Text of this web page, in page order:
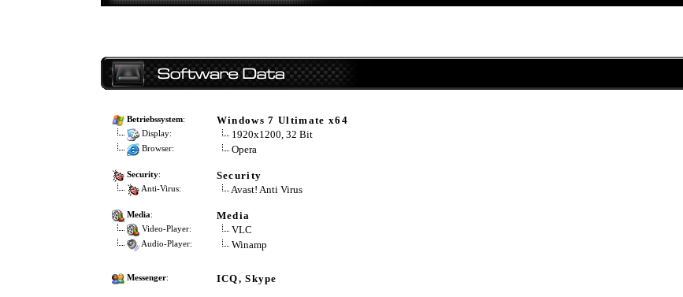
Betriebssystem: Windows 7 Ultimate x64
Display: 1920x1200, 32 Bit
Browser: Opera
Security: Security
Anti-Virus: Avast! Anti Virus
Media: Media
Video-Player: VLC
Audio-Player: Winamp
Messenger: ICQ, Skype